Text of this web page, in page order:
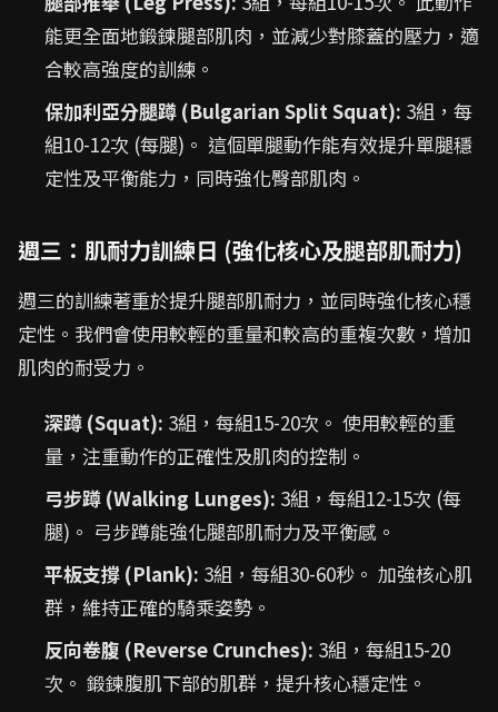
能更全面地鍛鍊腿部肌肉，並減少對膝蓋的壓力，適
合較高強度的訓練。
保加利亞分腿蹲 (Bulgarian Split Squat): 3組，每
組10-12次 (每腿)。 這個單腿動作能有效提升單腿穩
定性及平衡能力，同時強化臀部肌肉。
週三：肌耐力訓練日 (強化核心及腿部肌耐力)
週三的訓練著重於提升腿部肌耐力，並同時強化核心穩
定性。我們會使用較輕的重量和較高的重複次數，增加
肌肉的耐受力。
深蹲 (Squat): 3組，每組15-20次。 使用較輕的重
量，注重動作的正確性及肌肉的控制。
弓步蹲 (Walking Lunges): 3組，每組12-15次 (每
腿)。 弓步蹲能強化腿部肌耐力及平衡感。
平板支撐 (Plank): 3組，每組30-60秒。 加強核心肌
群，維持正確的騎乘姿勢。
反向卷腹 (Reverse Crunches): 3組，每組15-20
次。 鍛鍊腹肌下部的肌群，提升核心穩定性。